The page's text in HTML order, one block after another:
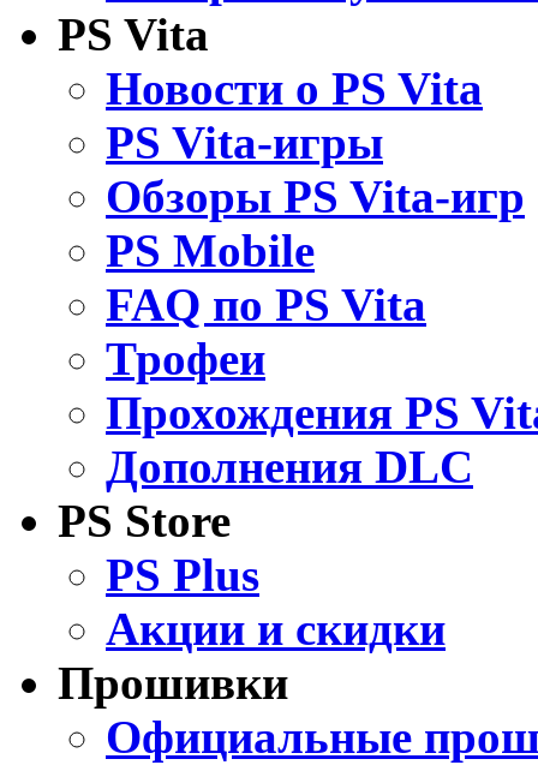
PS Vita
Новости о PS Vita
PS Vita-игры
Обзоры PS Vita-игр
PS Mobile
FAQ по PS Vita
Трофеи
Прохождения PS
Дополнения DLC
PS Store
PS Plus
Акции и скидки
Прошивки
Официальные